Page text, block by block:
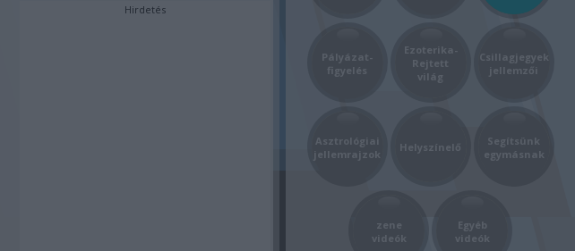
Pályázat-
figyelés
Ezoterika-
Rejtett
világ
Csillagjegyek
jellemzői
Asztrológiai
jellemrajzok
Helyszínelő
Segítsünk
egymásnak
zene
videók
Egyéb
videók
Hirdetés